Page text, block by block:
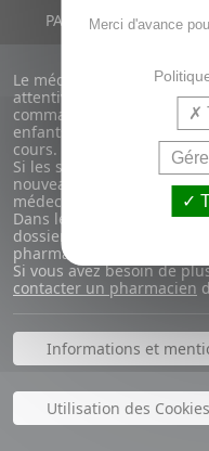
PAIEMENT SÉCURISÉ
Le médicament n'est pas
attentivement la notice du
commander. Ne laissez
enfants. Attention aux
cours.
Si les symptômes
nouveaux symptômes
médecin ou de votre
Dans le cadre de la
dossier pharmaceutique
pharmacien.
Si vous avez besoin de
contacter un pharmacien
Informations et
Utilisation des Cookies
Merci d'avance